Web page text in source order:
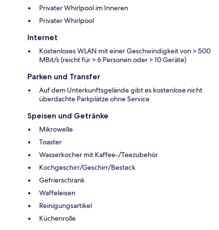
Privater Whirlpool im Inneren
Privater Whirlpool
Internet
Kostenloses WLAN mit einer Geschwindigkeit von > 500
MBit/s (reicht für > 6 Personen oder > 10 Geräte)
Parken und Transfer
Auf dem Unterkunftsgelände gibt es kostenlose nicht
überdachte Parkplätze ohne Service
Speisen und Getränke
Mikrowelle
Toaster
Wasserkocher mit Kaffee-/Teezubehör
Kochgeschirr/Geschirr/Besteck
Gefrierschrank
Waffeleisen
Reinigungsartikel
Küchenrolle